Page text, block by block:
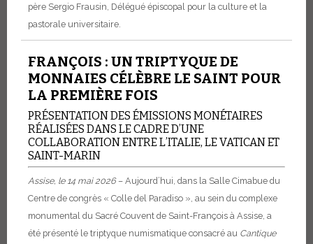
père Sergio Frausin, Délégué épiscopal pour la culture et la
pastorale universitaire.
FRANÇOIS : UN TRIPTYQUE DE
MONNAIES CÉLÈBRE LE SAINT POUR
LA PREMIÈRE FOIS
PRÉSENTATION DES ÉMISSIONS MONÉTAIRES
RÉALISÉES DANS LE CADRE D’UNE
COLLABORATION ENTRE L’ITALIE, LE VATICAN ET
SAINT-MARIN
Assise, le 14 mai 2026– Aujourd’hui, dans la Salle Cimabue du
Centre de congrès « Colle del Paradiso », au sein du complexe
monumental du Sacré Couvent de Saint-François à Assise, a
été présenté le triptyque numismatique consacré au Cantique